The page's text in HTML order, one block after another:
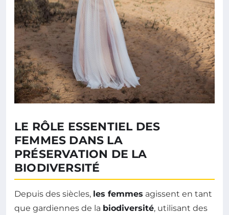
LE RÔLE ESSENTIEL DES
FEMMES DANS LA
PRÉSERVATION DE LA
BIODIVERSITÉ
Depuis des siècles, les femmes agissent en tant
que gardiennes de la biodiversité, utilisant des